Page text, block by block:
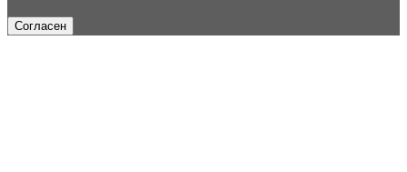
Согласен